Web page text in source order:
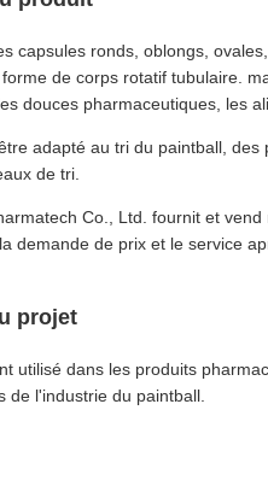
capsules ronds, oblongs,
de corps rotatif tubulaire.
douces pharmaceutiques, les
adapté au tri du paintball,
de tri.
Co., Ltd. fournit et
demande de prix et le service
projet
utilisé dans les produits
de l'industrie du paintball.